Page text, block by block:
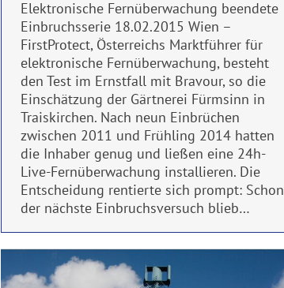
Elektronische Fernüberwachung beendete
Einbruchsserie 18.02.2015 Wien –
FirstProtect, Österreichs Marktführer für
elektronische Fernüberwachung, besteht
den Test im Ernstfall mit Bravour, so die
Einschätzung der Gärtnerei Fürmsinn in
Traiskirchen. Nach neun Einbrüchen
zwischen 2011 und Frühling 2014 hatten
die Inhaber genug und ließen eine 24h-
Live-Fernüberwachung installieren. Die
Entscheidung rentierte sich prompt: Schon
der nächste Einbruchsversuch blieb…